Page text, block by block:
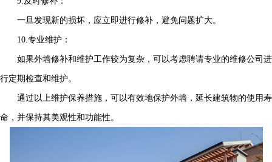
一旦发现新的损坏，应立即进行修补，避免问题扩大。
10.专业维护：
如果外墙修补和维护工作较为复杂，可以考虑聘请专业的维修公司进
行定期检查和维护。
通过以上维护保养措施，可以有效地保护外墙，延长建筑物的使用寿
命，并保持其美观性和功能性。